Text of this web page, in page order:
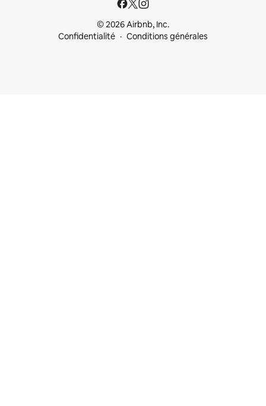
© 2026 Airbnb, Inc.
Confidentialité
Conditions générales